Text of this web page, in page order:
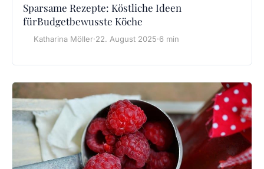
Sparsame Rezepte: Köstliche Ideen
fürBudgetbewusste Köche
Katharina Möller·22. August 2025·6 min